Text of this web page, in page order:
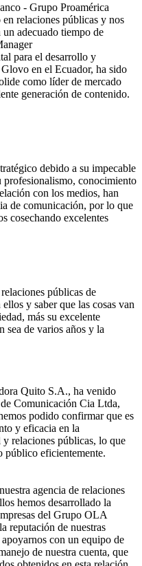
- Grupo Proamérica
relaciones públicas y nos
adecuado tiempo de
para el desarrollo y
en el Ecuador, ha sido
como líder de mercado
generación de contenido.
debido a su impecable
profesionalismo, conocimiento
con los medios, han
de comunicación, por lo que
cosechando excelentes
públicas de
y saber que las cosas van
más su excelente
sea de varios años y la
Quito S.A., ha venido
Comunicación Cia Ltda,
podido confirmar que es
y eficacia en la
relaciones públicas, lo que
público eficientemente.
agencia de relaciones
hemos desarrollado la
del Grupo OLA
reputación de nuestras
con un equipo de
de nuestra cuenta, que